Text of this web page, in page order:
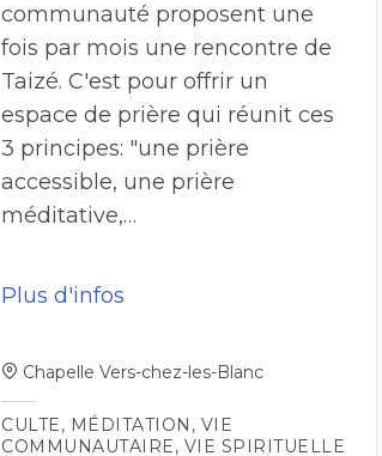
communauté proposent une
fois par mois une rencontre de
Taizé. C'est pour offrir un
espace de prière qui réunit ces
3 principes: "une prière
accessible, une prière
méditative,…
Plus d'infos
Chapelle Vers-chez-les-Blanc
CULTE, MÉDITATION , VIE
COMMUNAUTAIRE, VIE SPIRITUELLE